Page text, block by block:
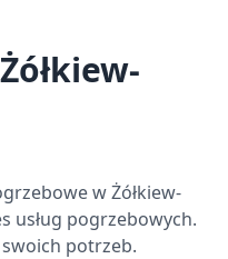
w Żółkiew-
usług pogrzebowych.
potrzeb.